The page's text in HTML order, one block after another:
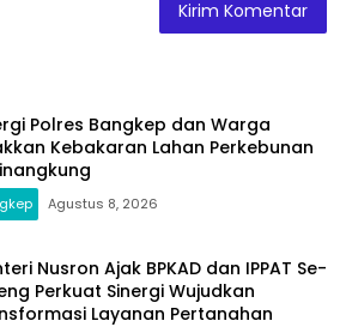
Polres Bangkep dan Warga
Kebakaran Lahan Perkebunan
Agustus 8, 2026
Nusron Ajak BPKAD dan IPPAT Se-
Perkuat Sinergi Wujudkan
Layanan Pertanahan